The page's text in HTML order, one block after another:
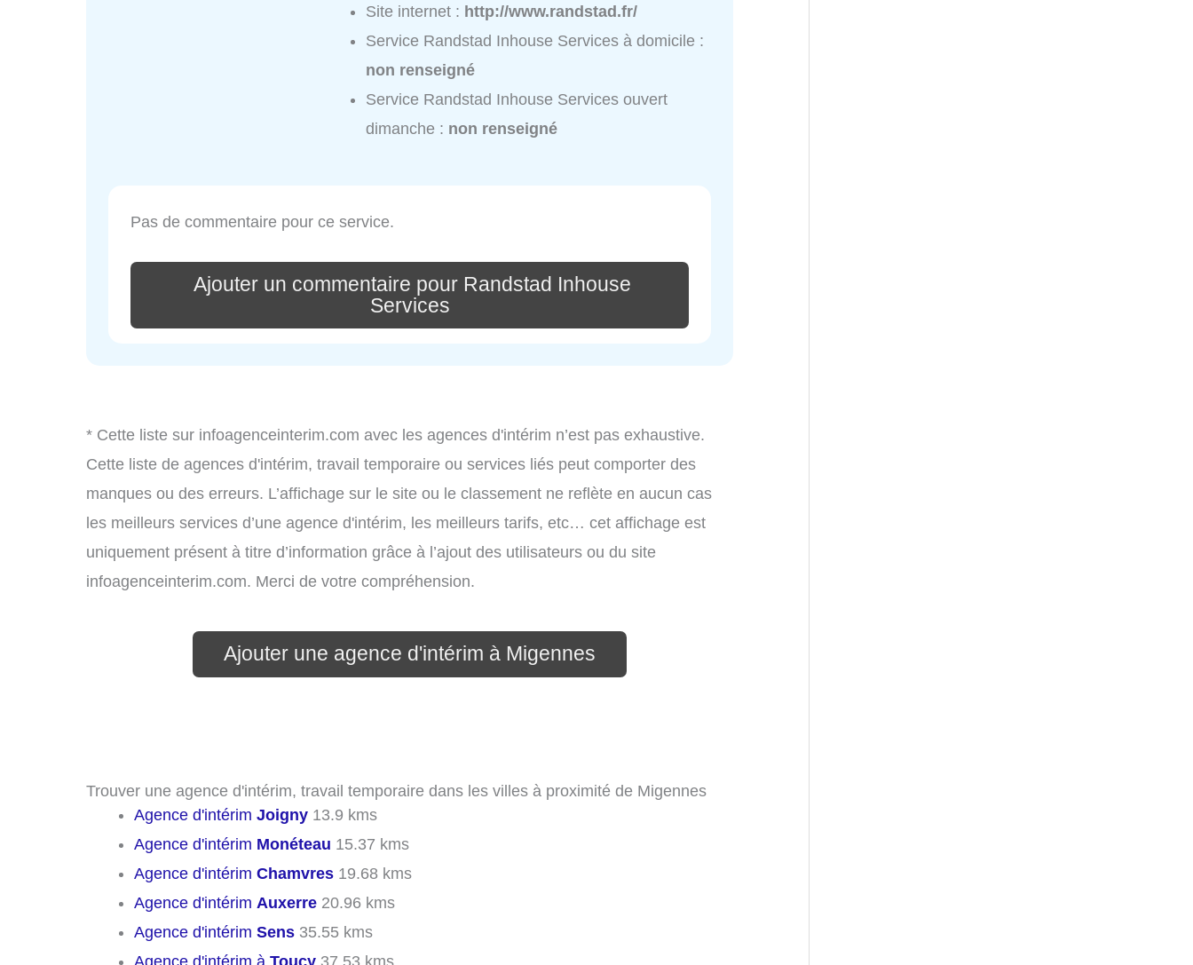
Site internet : http://www.randstad.fr/
Service Randstad Inhouse Services à domicile :
non renseigné
Service Randstad Inhouse Services ouvert
dimanche : non renseigné
Pas de commentaire pour ce service.
Ajouter un commentaire pour Randstad Inhouse
Services
* Cette liste sur infoagenceinterim.com avec les agences d'intérim n’est pas exhaustive.
Cette liste de agences d'intérim, travail temporaire ou services liés peut comporter des
manques ou des erreurs. L’affichage sur le site ou le classement ne reflète en aucun cas
les meilleurs services d’une agence d'intérim, les meilleurs tarifs, etc… cet affichage est
uniquement présent à titre d’information grâce à l’ajout des utilisateurs ou du site
infoagenceinterim.com. Merci de votre compréhension.
Ajouter une agence d'intérim à Migennes
Trouver une agence d'intérim, travail temporaire dans les villes à proximité de Migennes
Agence d'intérim Joigny 13.9 kms
Agence d'intérim Monéteau 15.37 kms
Agence d'intérim Chamvres 19.68 kms
Agence d'intérim Auxerre 20.96 kms
Agence d'intérim Sens 35.55 kms
Agence d'intérim à Toucy 37.53 kms